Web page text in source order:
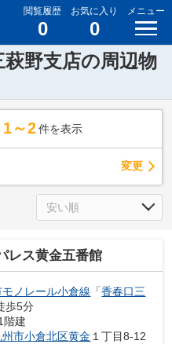
閲覧履歴
0
お気に入り
0
メニュー
野支店の周辺物
1～2 件を表示
変更
レス黄金五番館
ノレール小倉線 「香春口三
歩5分
階建
州市小倉北区黄金 １丁目8-12